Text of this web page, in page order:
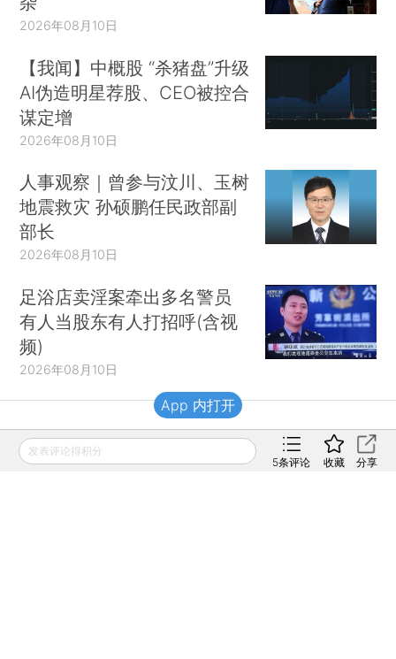
2026年08月10日
【我闻】中概股 “杀猪盘”升级
AI伪造明星荐股、CEO被控合
谋定增
2026年08月10日
人事观察｜曾参与汶川、玉树
地震救灾 孙硕鹏任民政部副
部长
2026年08月10日
足浴店卖淫案牵出多名警员
有人当股东有人打招呼(含视
频)
2026年08月10日
财新移动
发表评论得积分
5条评论 收藏 分享
App 内打开